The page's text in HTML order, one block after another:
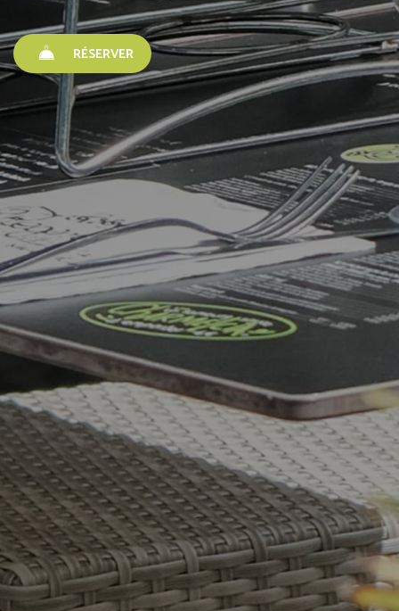
RÉSERVER